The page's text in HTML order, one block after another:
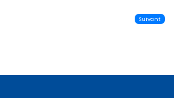
Suivant